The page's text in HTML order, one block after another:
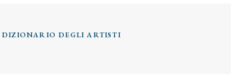
DIZIONARIO DEGLI ARTISTI